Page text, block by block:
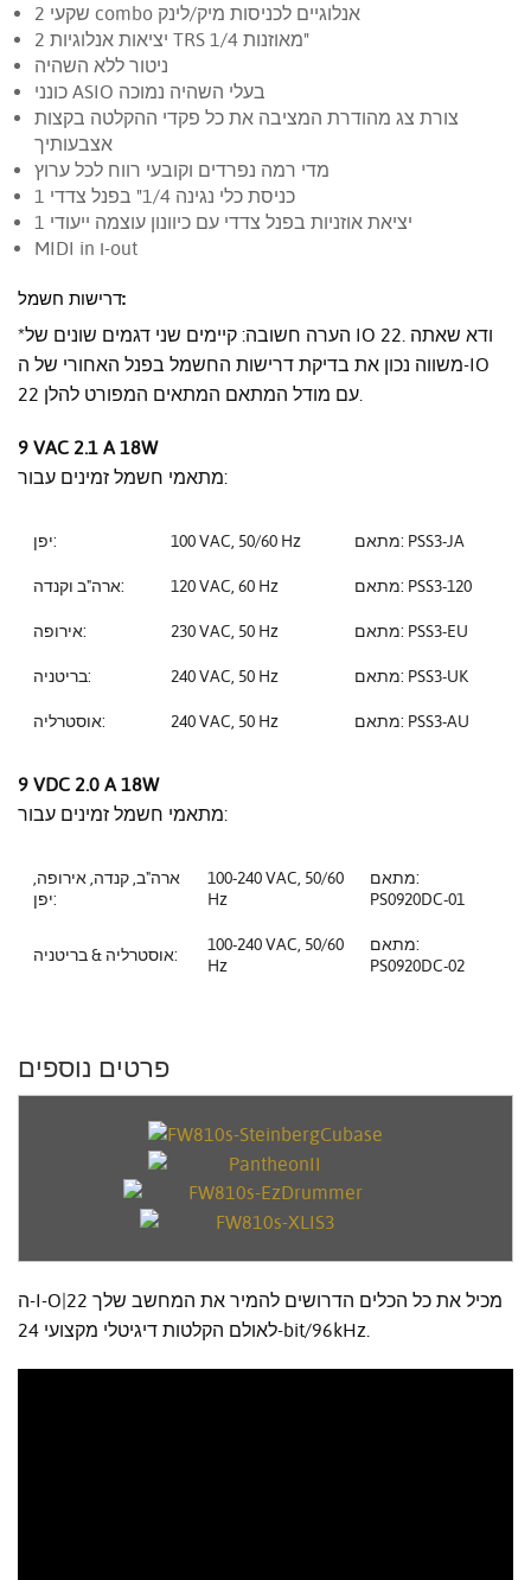
2 שקעי combo אנלוגיים לכניסות מיק/לינק
2 יציאות אנלוגיות TRS מאוזנות 1/4"
ניטור ללא השהיה
כונני ASIO בעלי השהיה נמוכה
צורת צג מהודרת המציבה את כל פקדי ההקלטה בקצות
אצבעותיך
מדי רמה נפרדים וקובעי רווח לכל ערוץ
1 כניסת כלי נגינה 1/4" בפנל צדדי
1 יציאת אוזניות בפנל צדדי עם כיוונון עוצמה ייעודי
MIDI in ו-out
דרישות חשמל:
*הערה חשובה: קיימים שני דגמים שונים של IO 22. ודא שאתה
משווה נכון את בדיקת דרישות החשמל בפנל האחורי של ה-IO
22 עם מודל המתאם המתאים המפורט להלן.
9 VAC 2.1 A 18W
מתאמי חשמל זמינים עבור:
יפן: 100 VAC, 50/60 Hz מתאם: PSS3-JA
ארה"ב וקנדה: 120 VAC, 60 Hz מתאם: PSS3-120
אירופה: 230 VAC, 50 Hz מתאם: PSS3-EU
בריטניה: 240 VAC, 50 Hz מתאם: PSS3-UK
אוסטרליה: 240 VAC, 50 Hz מתאם: PSS3-AU
9 VDC 2.0 A 18W
מתאמי חשמל זמינים עבור:
ארה"ב, קנדה, אירופה,
יפן:
100-240 VAC, 50/60
Hz
מתאם:
PS0920DC-01
אוסטרליה & בריטניה:
100-240 VAC, 50/60
Hz
מתאם:
PS0920DC-02
פרטים נוספים
ה-I-O|22 מכיל את כל הכלים הדרושים להמיר את המחשב שלך
לאולם הקלטות דיגיטלי מקצועי 24-bit/96kHz.